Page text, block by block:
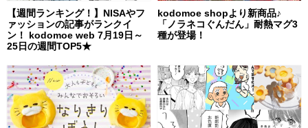
【週間ランキング！】NISAやフ
ァッションの記事がランクイ
ン！ kodomoe web 7月19日～
25日の週間TOP5★
kodomoe shopより新商品♪
「ノラネコぐんだん」耐熱マグ3
種が登場！